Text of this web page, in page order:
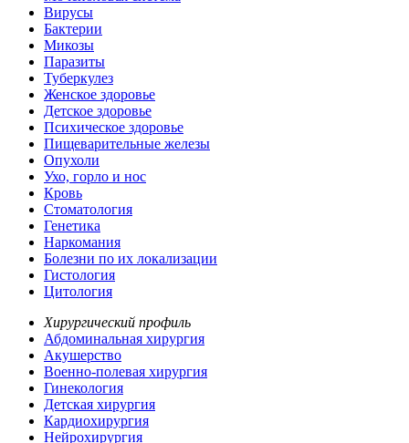
Вирусы
Бактерии
Микозы
Паразиты
Туберкулез
Женское здоровье
Детское здоровье
Психическое здоровье
Пищеварительные железы
Опухоли
Ухо, горло и нос
Кровь
Стоматология
Генетика
Наркомания
Болезни по их локализации
Гистология
Цитология
Хирургический профиль
Абдоминальная хирургия
Акушерство
Военно-полевая хирургия
Гинекология
Детская хирургия
Кардиохирургия
Нейрохирургия